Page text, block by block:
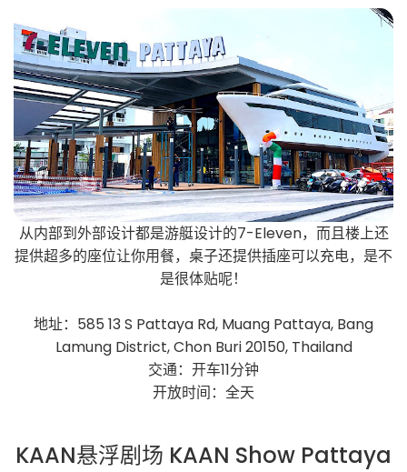
从内部到外部设计都是游艇设计的7-Eleven，而且楼上还
提供超多的座位让你用餐，桌子还提供插座可以充电，是不
是很体贴呢！
地址：585 13 S Pattaya Rd, Muang Pattaya, Bang
Lamung District, Chon Buri 20150, Thailand
交通：开车11分钟
开放时间：全天
️KAAN悬浮剧场 KAAN Show Pattaya